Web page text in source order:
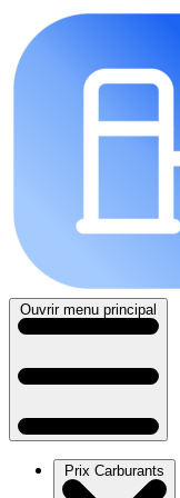
Ouvrir menu principal
Prix Carburants